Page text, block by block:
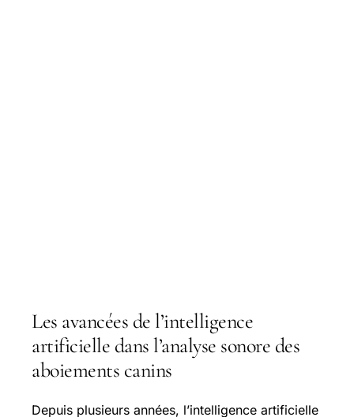
Les avancées de l’intelligence
artificielle dans l’analyse sonore des
aboiements canins
Depuis plusieurs années, l’intelligence artificielle